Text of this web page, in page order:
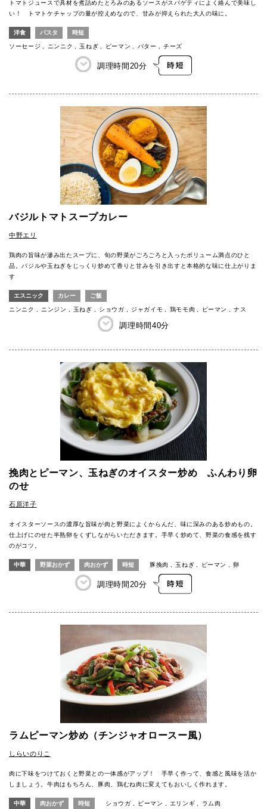
トマトジュースで具材を煮詰めたとろみのあるソースがスパゲティによく絡んで美味し
い！ トマトケチャップの量が控えめなので、甘みが抑えられた大人の味に。
洋食 パスタ 時短
ソーセージ ニンニク 玉ねぎ ピーマン バター チーズ
調理時間 20分
バジルトマトスープカレー
中野エリ
鶏肉の旨味が滲み出たスープに、旬の野菜がごろごろと入ったボリューム満点のひと
品。バジルや玉ねぎをじっくり炒めて香りと甘みを引き出すと本格的な味に仕上がりま
す
エスニック カレー ご飯
ニンニク ニンジン 玉ねぎ ショウガ ジャガイモ 鶏モモ肉 ピーマン ナス
調理時間40分
挽肉とピーマン、玉ねぎのオイスター炒め ふんわり卵
のせ
石原洋子
オイスターソースの濃厚な旨味が肉と野菜によくからんだ、味に深みのある炒めもの。
仕上げにのせた半熟卵をくずしながらいただきます。手早く炒めて、野菜の食感を残す
のがコツ。
中華 野菜おかず 肉おかず 時短 豚挽肉 玉ねぎ ピーマン 卵
調理時間 20分
ラムピーマン炒め（チンジャオロースー風）
しらいのりこ
肉に下味をつけておくと野菜との一体感がアップ！ 手早く作って、食感と風味を活か
しましょう。牛肉はもちろん、豚肉、鶏むね肉に変えてもおいしく作れます。
中華 肉おかず 時短 ショウガ ピーマン エリンギ ラム肉